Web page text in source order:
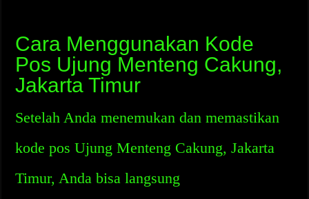
Cara Menggunakan Kode
Pos Ujung Menteng Cakung,
Jakarta Timur
Setelah Anda menemukan dan memastikan
kode pos Ujung Menteng Cakung, Jakarta
Timur, Anda bisa langsung